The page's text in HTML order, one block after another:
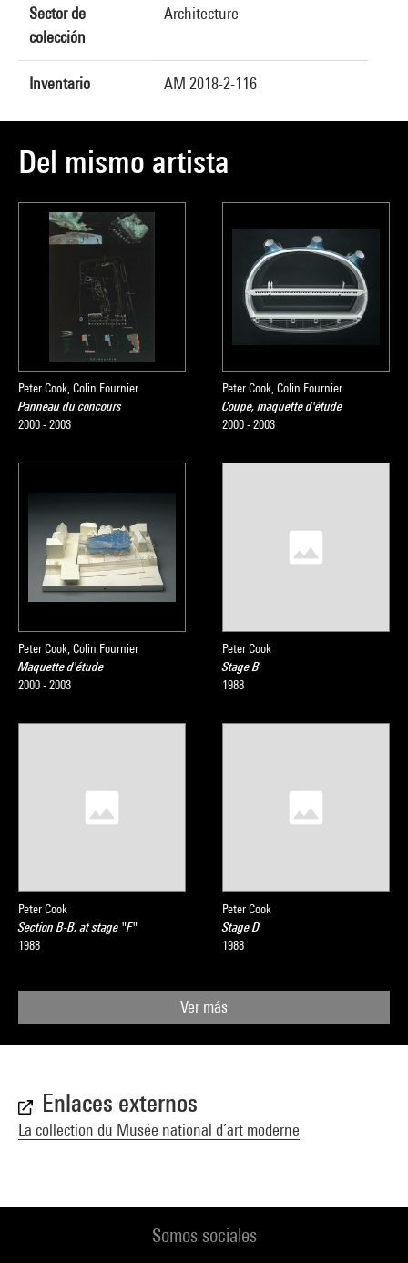
Sector de
colección
Architecture
Inventario AM 2018-2-116
Del mismo artista
Peter Cook, Colin Fournier
Panneau du concours
2000 - 2003
Peter Cook, Colin Fournier
Coupe, maquette d'étude
2000 - 2003
Peter Cook, Colin Fournier
Maquette d'étude
2000 - 2003
Peter Cook
Stage B
1988
Peter Cook
Section B-B, at stage "F"
1988
Peter Cook
Stage D
1988
Ver más
Enlaces externos
La collection du Musée national d’art moderne
Somos sociales